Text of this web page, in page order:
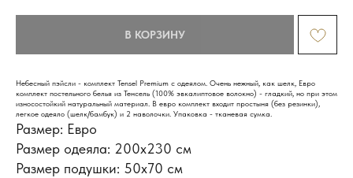
В КОРЗИНУ
Небесный пэйсли - комплект Tensel Premium с одеялом. Очень нежный, как шелк, Евро
комплект постельного белья из Тенсель (100% эвкалиптовое волокно) - гладкий, но при этом
износостойкий натуральный материал. В евро комплект входит простыня (без резинки),
легкое одеяло (шелк/бамбук) и 2 наволочки. Упаковка - тканевая сумка.
Размер: Евро
Размер одеяла: 200х230 см
Размер подушки: 50x70 см